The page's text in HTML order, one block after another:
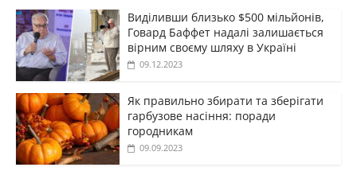
Виділивши близько $500 мільйонів,
Говард Баффет надалі залишається
вірним своєму шляху в Україні
09.12.2023
Як правильно збирати та зберігати
гарбузове насіння: поради
городникам
09.09.2023